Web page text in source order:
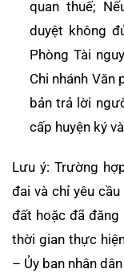
quan thuế;
duyệt không
Phòng Tài
Chi nhánh Văn
bản trả lời
cấp huyện ký
Lưu ý: Trường
đai và chỉ yêu
đất hoặc đã đăng
thời gian thực
– Ủy ban nhân